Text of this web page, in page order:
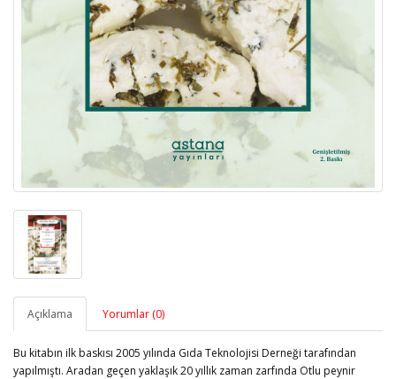
Açıklama Yorumlar (0)
Bu kitabın ilk baskısı 2005 yılında Gıda Teknolojisi Derneği tarafından
yapılmıştı. Aradan geçen yaklaşık 20 yıllık zaman zarfında Otlu peynir